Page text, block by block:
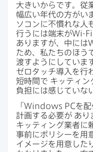
大きいからです。​従
幅広い年代の​方が​い
ソコンに​不慣れな​人
行うには​端末がWi-Fi
ありますが、​中には
ため、​私たちの​ほう
渡すように​していま
ゼロタッチ導入を​行
短時間で キッティン
負担には​感じていな
「Windows PCを​
計画する​必要が あり
キッティング業者に​
事前に​ポリシーを​用
イメージを​用意した